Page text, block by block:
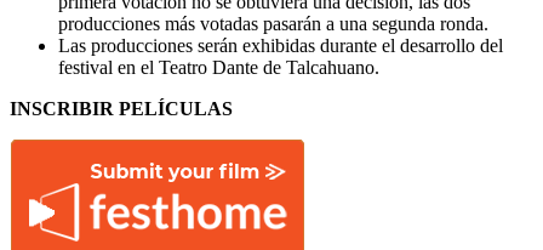
producciones más votadas pasarán a una segunda ronda.
Las producciones serán exhibidas durante el desarrollo del
festival en el Teatro Dante de Talcahuano.
INSCRIBIR PELÍCULAS